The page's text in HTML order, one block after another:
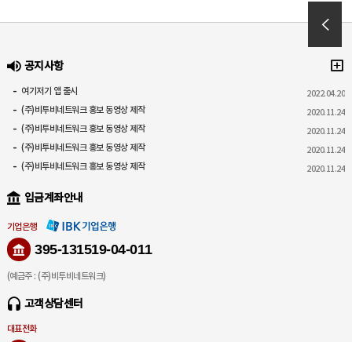
공지사항
여기저기 앱 출시 2022.04.20
(주)비투비네트워크 홍보 동영상 제작 2020.11.24
(주)비투비네트워크 홍보 동영상 제작 2020.11.24
(주)비투비네트워크 홍보 동영상 제작 2020.11.24
(주)비투비네트워크 홍보 동영상 제작 2020.11.24
입금계좌안내
기업은행
395-131519-04-011
(예금주 : (주)비투비네트워크)
고객상담센터
대표전화